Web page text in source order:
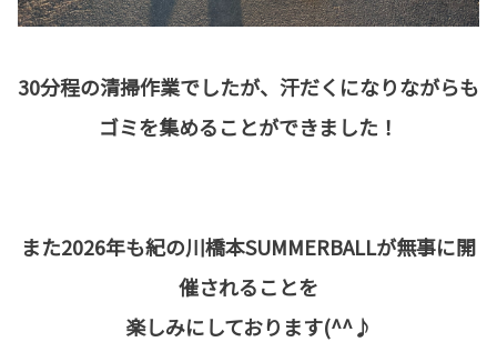
30分程の清掃作業でしたが、汗だくになりながらも
ゴミを集めることができました！
また2026年も紀の川橋本SUMMERBALLが無事に開
催されることを
楽しみにしております(^^♪